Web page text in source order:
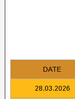
DATE
28.03.2026